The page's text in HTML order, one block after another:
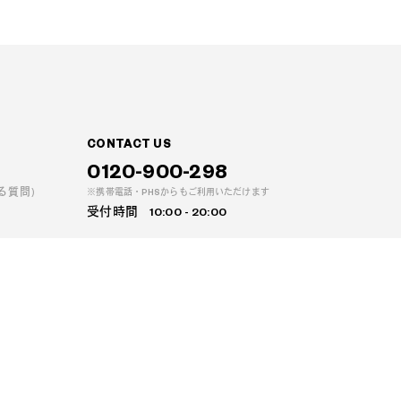
質問)
CONTACT US
0120-900-298
受付時間 10:00 - 20:00
携帯電話・PHSからもご利用いただけます